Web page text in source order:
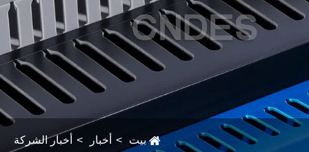
어
بيت أخبار أخبار الشركة